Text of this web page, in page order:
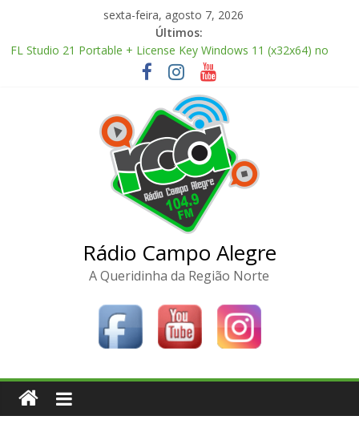
sexta-feira, agosto 7, 2026
Últimos:
FL Studio 21 Portable + License Key Windows 11 (x32x64) no
Adobe Premiere Pro CC 2022 Crack only All Versions (x32-x64)
FL Studio Producer Edition License[Activated] [Patch] Windows
Office 2024 Volume License 2026 Updated Torrent Dow𝚗l𝚘аd
The Love Hypothesis 2026 CAMRip UHD Proper FullMov𝗂e
Rádio Campo Alegre
A Queridinha da Região Norte